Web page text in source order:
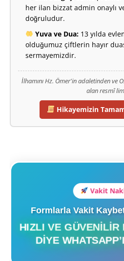
her ilan bizzat admin onaylı
doğruludur.
Yuva ve Dua:13 yılda
olduğumuz çiftlerin hayır
sermayemizdir.
İlhamını Hz. Ömer'in adaletinden ve
alan resmî
Hikayemizin
Vakit
Formlarla Vakit
HIZLI VE GÜVENILIR
DIYE